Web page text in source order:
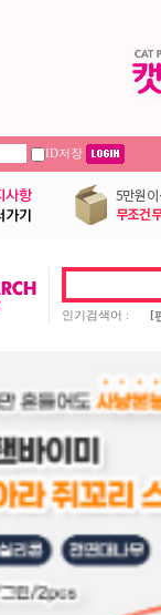
ID저장
인기검색어 : [